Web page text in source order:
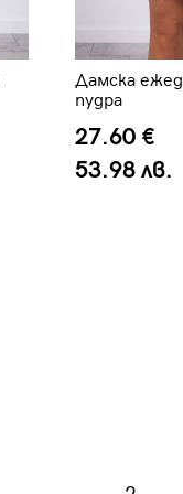
Дамска
пудра
27.60 €
53.98 лв.